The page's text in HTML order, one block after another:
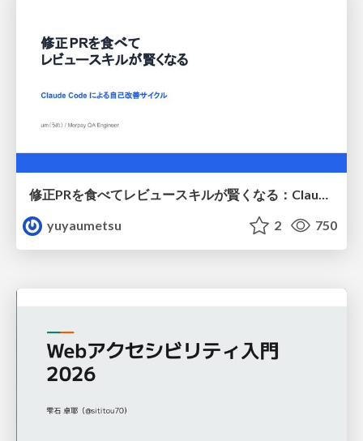
yuyaumetsu
2 750